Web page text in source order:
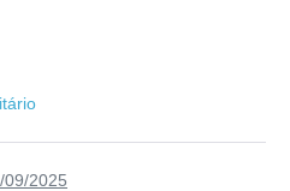
09/2025